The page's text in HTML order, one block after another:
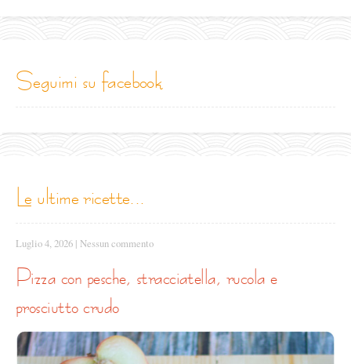
seguimi su facebook
le ultime ricette...
Luglio 4, 2026 | Nessun commento
pizza con pesche, stracciatella, rucola e
prosciutto crudo